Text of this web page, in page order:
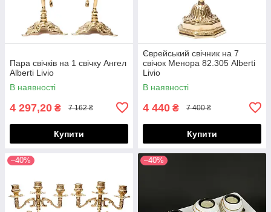
Пара свічків на 1 свічку Ангел
Alberti Livio
В наявності
4 297,20 ₴ 7 162 ₴
Купити
Єврейський свічник на 7
свічок Менора 82.305 Alberti
Livio
В наявності
4 440 ₴ 7 400 ₴
Купити
–40% –40%